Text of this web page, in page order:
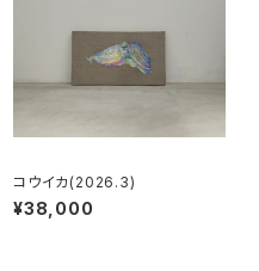
コウイカ(2026.3)
¥38,000